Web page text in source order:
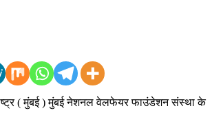
( मुंबई ) मुंबई नेशनल वेलफेयर फाउंडेशन संस्था के